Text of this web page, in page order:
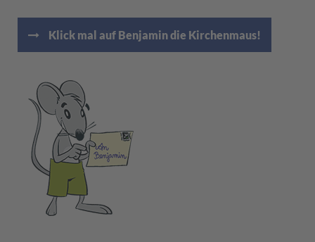
Klick mal auf Benjamin die Kirchenmaus!